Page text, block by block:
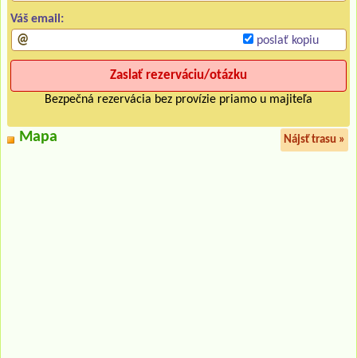
Váš email:
poslať kopiu
Bezpečná rezervácia bez provízie priamo u majiteľa
Mapa Nájsť trasu »